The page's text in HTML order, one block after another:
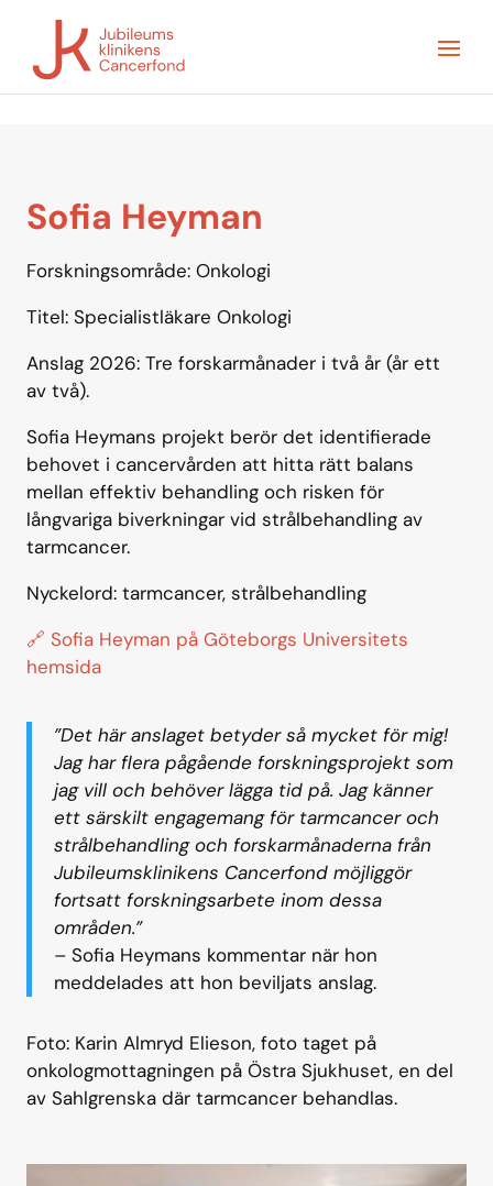
Sofia Heyman
Forskningsområde: Onkologi
Titel: Specialistläkare Onkologi
Anslag 2026: Tre forskarmånader i två år (år ett
av två).
Sofia Heymans projekt berör det identifierade
behovet i cancervården att hitta rätt balans
mellan effektiv behandling och risken för
långvariga biverkningar vid strålbehandling av
tarmcancer.
Nyckelord: tarmcancer, strålbehandling
🔗 Sofia Heyman på Göteborgs Universitets
hemsida
”Det här anslaget betyder så mycket för mig!
Jag har flera pågående forskningsprojekt som
jag vill och behöver lägga tid på. Jag känner
ett särskilt engagemang för tarmcancer och
strålbehandling och forskarmånaderna från
Jubileumsklinikens Cancerfond möjliggör
fortsatt forskningsarbete inom dessa
områden.”
– Sofia Heymans kommentar när hon
meddelades att hon beviljats anslag.
Foto: Karin Almryd Elieson, foto taget på
onkologmottagningen på Östra Sjukhuset, en del
av Sahlgrenska där tarmcancer behandlas.